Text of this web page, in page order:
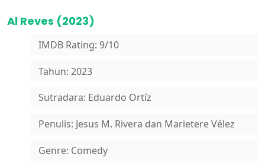
Al Reves (2023)
IMDB Rating: 9/10
Tahun: 2023
Sutradara: Eduardo Ortíz
Penulis: Jesus M. Rivera dan Marietere Vélez
Genre: Comedy